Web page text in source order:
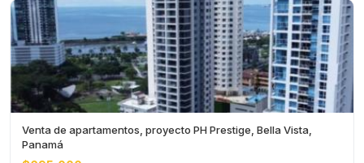
Venta de apartamentos, proyecto PH Prestige, Bella Vista,
Panamá